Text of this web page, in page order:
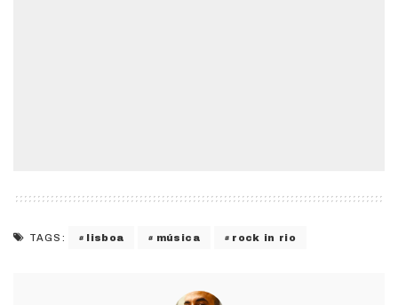
TAGS: lisboa música rock in rio